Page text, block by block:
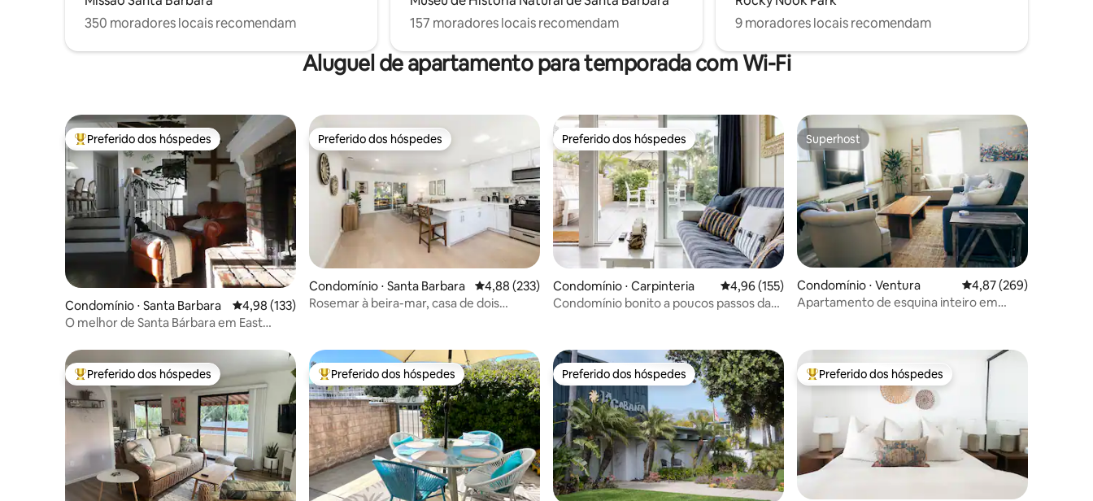
350 moradores locais recomendam
157 moradores locais recomendam
9 moradores locais recomendam
Aluguel de apartamento para temporada com Wi-Fi
Entre os melhores preferidos dos hóspedes
Preferido dos hóspedes
Condomínio ⋅ Santa Barbara 4,98 de uma avaliação média de 5, 133 avaliações
4,98 (133)
O melhor de Santa Bárbara em East
Preferido dos hóspedes
Preferido dos hóspedes
Condomínio ⋅ Santa Barbara 4,88 de uma avaliação média de 5, 233 avaliações
4,88 (233)
Rosemar à beira-mar, casa de dois
Preferido dos hóspedes
Preferido dos hóspedes
Condomínio ⋅ Carpinteria 4,96 de uma avaliação média de 5, 155 avaliações
4,96 (155)
Condomínio bonito a poucos passos da
Superhost
Superhost
Condomínio ⋅ Ventura 4,87 de uma avaliação
4,87 (269)
Apartamento de esquina inteiro em
Entre os melhores preferidos dos hóspedes
Preferido dos hóspedes Entre os melhores preferidos dos hóspedes
Preferido dos hóspedes Preferido dos hóspedes
Preferido dos hóspedes Entre os melhores preferidos dos hóspedes
Preferido dos hóspedes